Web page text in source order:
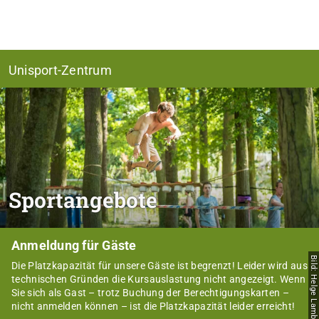
Unisport-Zentrum
Sportangebote
Anmeldung für Gäste
Die Platzkapazität für unsere Gäste ist begrenzt! Leider wird aus
technischen Gründen die Kursauslastung nicht angezeigt. Wenn
Sie sich als Gast – trotz Buchung der Berechtigungskarten –
nicht anmelden können – ist die Platzkapazität leider erreicht!
Bild: Helge Lamb